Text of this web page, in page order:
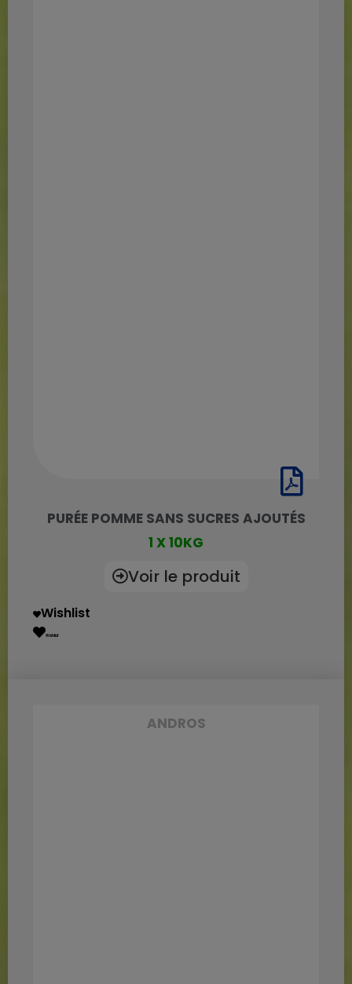
PURÉE POMME SANS SUCRES AJOUTÉS
1 X 10KG
Voir le produit
Wishlist
Wishlist
ANDROS